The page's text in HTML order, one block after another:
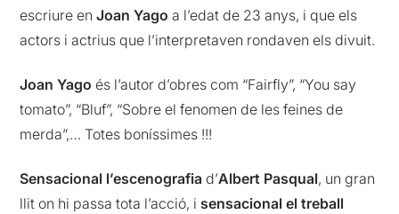
escriure en Joan Yagoa l’edat de 23 anys, i que els
actors i actrius que l’interpretaven rondaven els divuit.
Joan Yago és l’autor d’obres com “Fairfly”, “You say
tomato”, “Bluf”, “Sobre el fenomen de les feines de
merda”,… Totes boníssimes !!!
Sensacional l’escenografia d’Albert Pasqual, un gran
llit on hi passa tota l’acció, i sensacional el treball